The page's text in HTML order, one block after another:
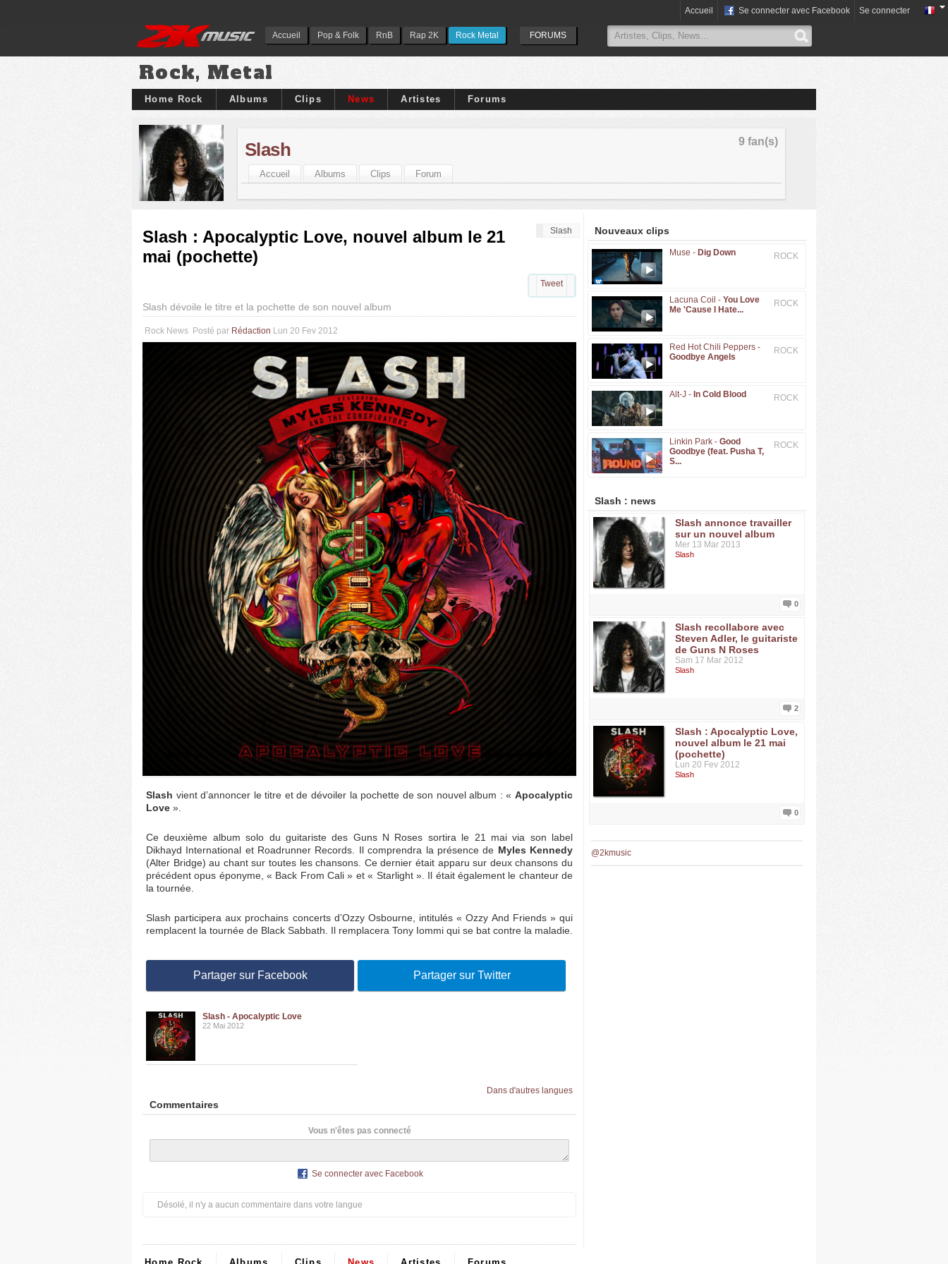
Accueil Pop & Folk RnB Rap 2K Rock Metal FORUMS
Accueil Se connecter avec Facebook Se connecter
Rock, Metal
Home Rock Albums Clips News Artistes Forums
9 fan(s)
Slash
Accueil Albums Clips Forum
Slash
Slash : Apocalyptic Love, nouvel album le 21
mai (pochette)
Tweet
Slash dévoile le titre et la pochette de son nouvel album
Rock News Posté par Rédaction Lun 20 Fev 2012
Slash vient d’annoncer le titre et de dévoiler la pochette de son nouvel album : « Apocalyptic
Love ».
Ce deuxième album solo du guitariste des Guns N Roses sortira le 21 mai via son label
Dikhayd International et Roadrunner Records. Il comprendra la présence de Myles Kennedy
(Alter Bridge) au chant sur toutes les chansons. Ce dernier était apparu sur deux chansons du
précédent opus éponyme, « Back From Cali » et « Starlight ». Il était également le chanteur de
la tournée.
Slash participera aux prochains concerts d’Ozzy Osbourne, intitulés « Ozzy And Friends » qui
remplacent la tournée de Black Sabbath. Il remplacera Tony Iommi qui se bat contre la maladie.
Partager sur Facebook Partager sur Twitter
Slash - Apocalyptic Love
22 Mai 2012
Dans d'autres langues
Commentaires
Vous n'êtes pas connecté
Se connecter avec Facebook
Désolé, il n'y a aucun commentaire dans votre langue
Nouveaux clips
ROCK
Muse - Dig Down
ROCK
Lacuna Coil - You Love
Me 'Cause I Hate...
ROCK
Red Hot Chili Peppers -
Goodbye Angels
ROCK
Alt-J - In Cold Blood
ROCK
Linkin Park - Good
Goodbye (feat. Pusha T,
S...
Slash : news
Slash annonce travailler
sur un nouvel album
Mer 13 Mar 2013
Slash
0
Slash recollabore avec
Steven Adler, le guitariste
de Guns N Roses
Sam 17 Mar 2012
Slash
2
Slash : Apocalyptic Love,
nouvel album le 21 mai
(pochette)
Lun 20 Fev 2012
Slash
0
@2kmusic